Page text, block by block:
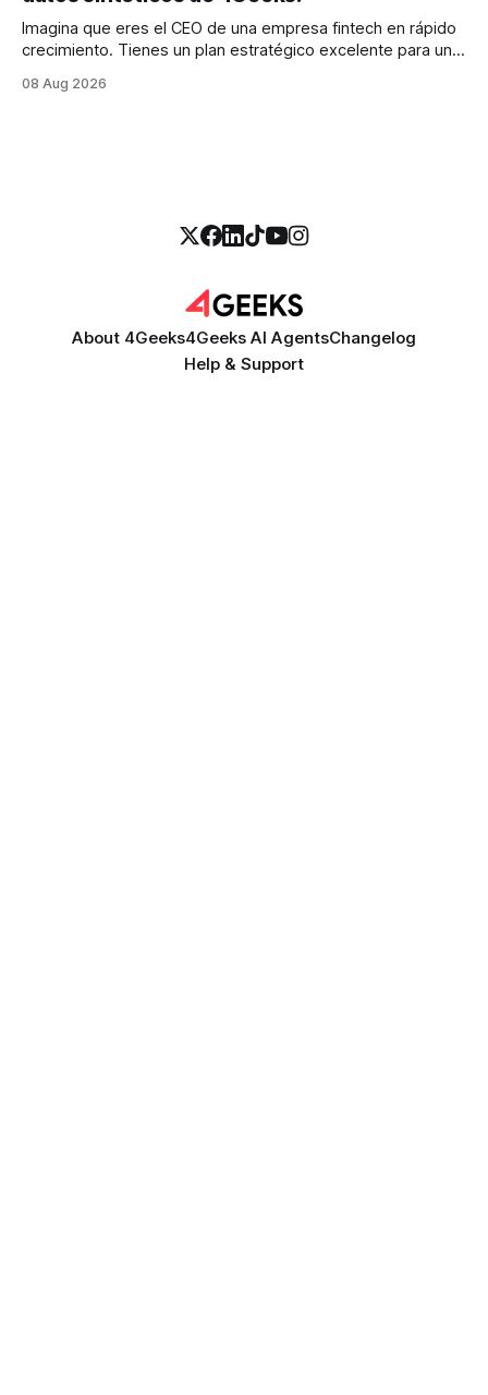
Imagina que eres el CEO de una empresa fintech en rápido
crecimiento. Tienes un plan estratégico excelente para un
podría revolucionar tu proceso de préstamo. Tienes el
08 Aug 2026
About 4Geeks4Geeks AI AgentsChangelog
Help & Support